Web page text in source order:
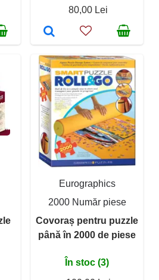
80,00 Lei
Eurographics
2000 Număr piese
Covoraș pentru puzzle
până în 2000 de piese
În stoc (3)